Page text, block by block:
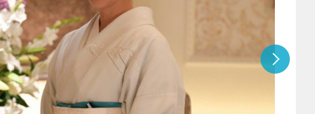
『アイ＝ラブ！げーみんぐ』＝LOV
E齋藤樹愛羅＆佐々木舞香SPインタ
ビュー